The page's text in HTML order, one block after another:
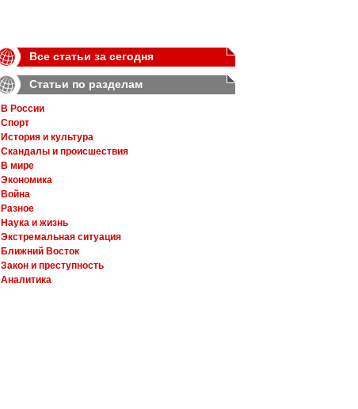
Все статьи за сегодня
Статьи по разделам
В России
Спорт
История и культура
Скандалы и происшествия
В мире
Экономика
Война
Разное
Наука и жизнь
Экстремальная ситуация
Ближний Восток
Закон и преступность
Аналитика